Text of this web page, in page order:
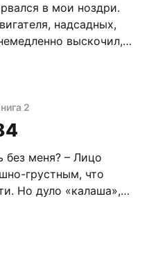
в мои ноздри.
надсадных,
выскочил,
движок. И так бы
горящими
в
2
без меня? – Лицо
грустным, что
Но дуло «калаша»,